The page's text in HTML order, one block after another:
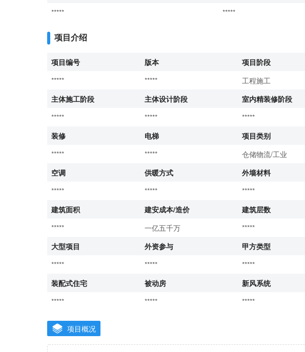
*****
*****
项目介绍
项目编号 版本 项目阶段
*****
***** 工程施工
主体施工阶段
主体设计阶段
室内精装修阶段
*****
*****
*****
装修
电梯
项目类别
*****
*****
仓储物流/工业
空调
供暖方式 外墙材料
*****
***** *****
建筑面积
建安成本/造价 建筑层数
*****
一亿五千万 *****
大型项目
外资参与 甲方类型
*****
***** *****
装配式住宅
被动房 新风系统
*****
***** *****
项目概况